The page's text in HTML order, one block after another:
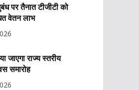
पर तैनात टीजीटी को
वेतन लाभ
जाएगा राज्य स्तरीय
समारोह